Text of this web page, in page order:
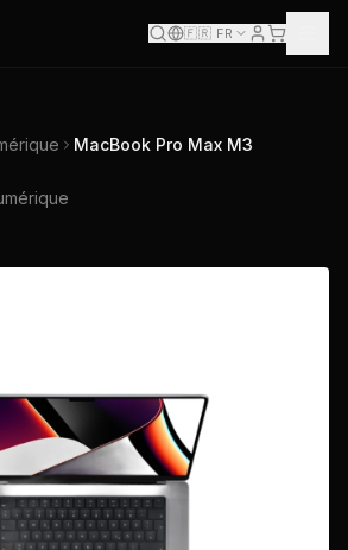
🇫🇷 FR
MacBook Pro Max M3